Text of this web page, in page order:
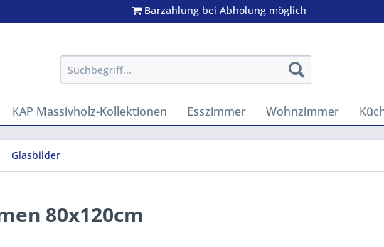
Barzahlung bei Abholung möglich
KAP Massivholz-Kollektionen Esszimmer Wohnzimmer
Glasbilder
80x120cm